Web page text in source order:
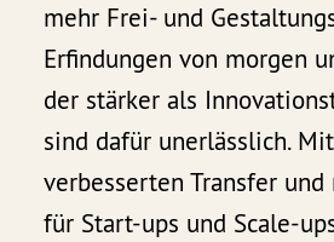
mehr Frei- und
Erfindungen von morgen
der stärker als
sind dafür unerlässlich.
verbesserten Transfer
für Start-ups und Scale-